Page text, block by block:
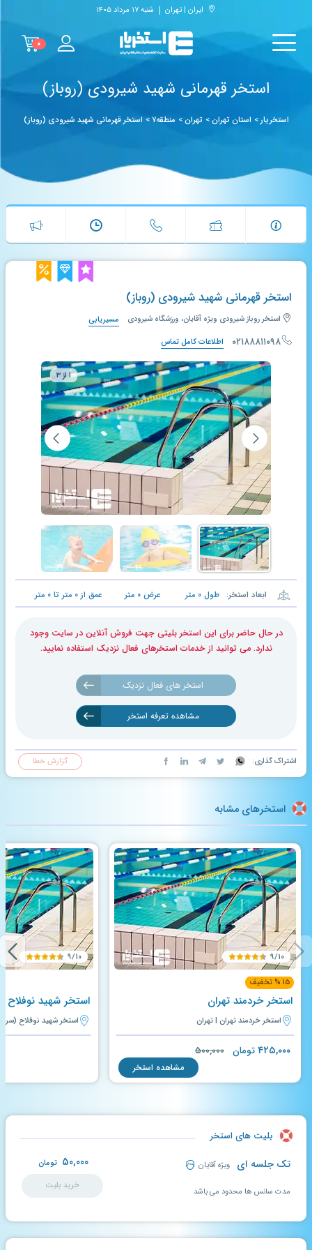
ایران | تهران شنبه ۱۷ مرداد ۱۴۰۵
۰
استخر قهرمانی شهید شیرودی (روباز)
استخریار> استان تهران> تهران> منطقه۷ > استخر قهرمانی شهید شیرودی (روباز)
استخر قهرمانی شهید شیرودی (روباز)
استخر روباز شیرودی ویژه آقایان، ورزشگاه شیرودی مسیریابی
۰۲۱۸۸۸۱۱۰۹۸ اطلاعات کامل تماس
۱ از ۳
ابعاد استخر: طول ۰ متر عرض۰ متر عمق از۰ متر تا۰ متر
در حال حاضر برای این استخر بلیتی جهت فروش آنلاین در سایت وجود
ندارد. می توانید از خدمات استخرهای فعال نزدیک استفاده نمایید.
استخر های فعال نزدیک
مشاهده تعرفه استخر
اشتراک گذاری: گزارش خطا
استخرهای مشابه
۹/۱۰
۱۵ % تخفیف
استخر خردمند تهران
استخر خردمند تهران | تهران
۴۲۵,۰۰۰تومان ۵۰۰,۰۰۰
مشاهده استخر
۹/۱۰
استخر شهید نوفلاح
بلیت های استخر
تک جلسه ای ویژه آقایان ۵۰,۰۰۰ تومان
خرید بلیت
مدت سانس ها محدود می باشد